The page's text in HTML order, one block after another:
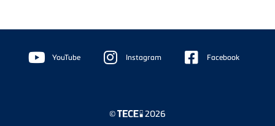
Floating
Sidebar YouTube Instagram Facebook
© 2026